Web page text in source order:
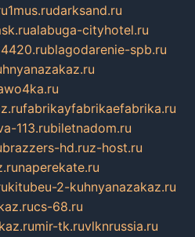
1mus.rudarksand.ru
alabuga-cityhotel.ru
blagodarenie-spb.ru
fabrikayfabrikaefabrika.ru
113.rubiletnadom.ru
brazzers-hd.ruz-host.ru
naperekate.ru
kitubeu-2-kuhnyanazakaz.ru
cs-68.ru
mir-tk.ruvlknrussia.ru